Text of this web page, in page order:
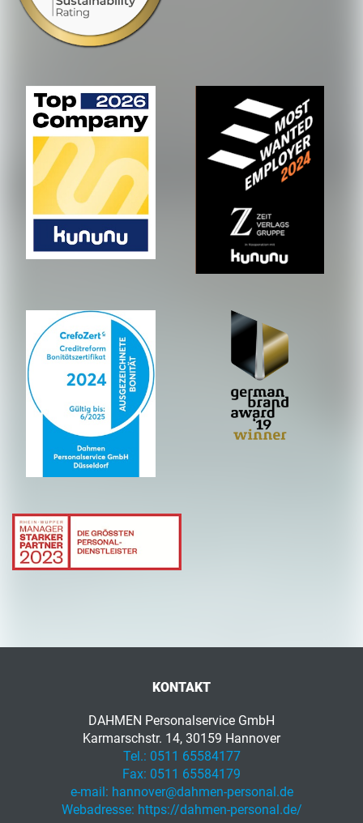
KONTAKT
DAHMEN Personalservice GmbH
Karmarschstr. 14, 30159 Hannover
Tel.: 0511 65584177
Fax: 0511 65584179
e-mail: hannover@dahmen-personal.de
Webadresse: https://dahmen-personal.de/